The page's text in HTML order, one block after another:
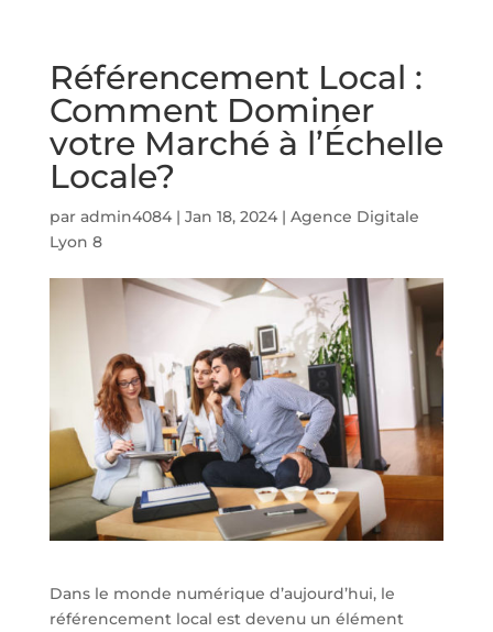
Référencement Local :
Comment Dominer
votre Marché à l’Échelle
Locale?
par admin4084| Jan 18, 2024| Agence Digitale
Lyon 8
Dans le monde numérique d’aujourd’hui, le
référencement local est devenu un élément